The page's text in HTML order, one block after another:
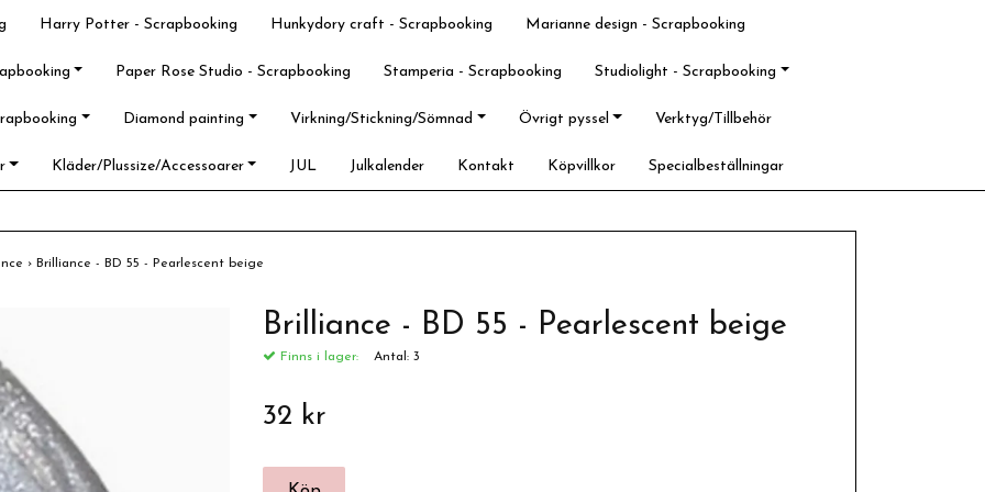
Harry Potter - Scrapbooking Hunkydory craft - Scrapbooking Marianne design - Scrapbooking
Paper Rose Studio - Scrapbooking Stamperia - Scrapbooking Studiolight - Scrapbooking
Diamond painting Virkning/Stickning/Sömnad Övrigt pyssel Verktyg/Tillbehör
Kläder/Plussize/Accessoarer JUL Julkalender Kontakt Köpvillkor Specialbeställningar
› Brilliance - BD 55 - Pearlescent beige
Brilliance - BD 55 - Pearlescent beige
Finns i lager: Antal: 3
32 kr